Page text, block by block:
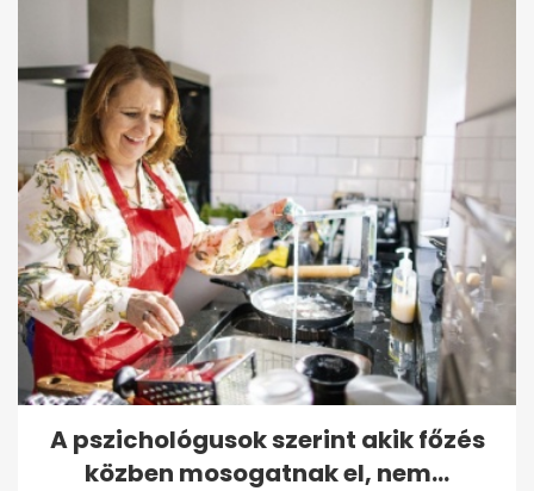
A pszichológusok szerint akik főzés
közben mosogatnak el, nem...